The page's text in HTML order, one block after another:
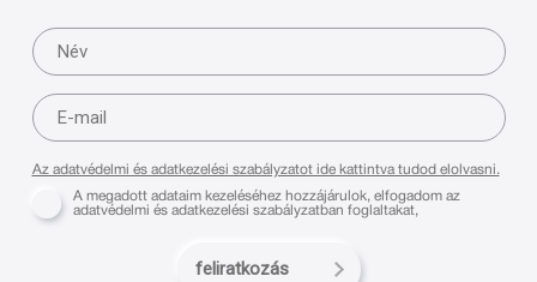
Az adatvédelmi és adatkezelési szabályzatot ide kattintva tudod elolvasni.
A megadott adataim kezeléséhez hozzájárulok, elfogadom az
adatvédelmi és adatkezelési szabályzatban foglaltakat,
feliratkozás